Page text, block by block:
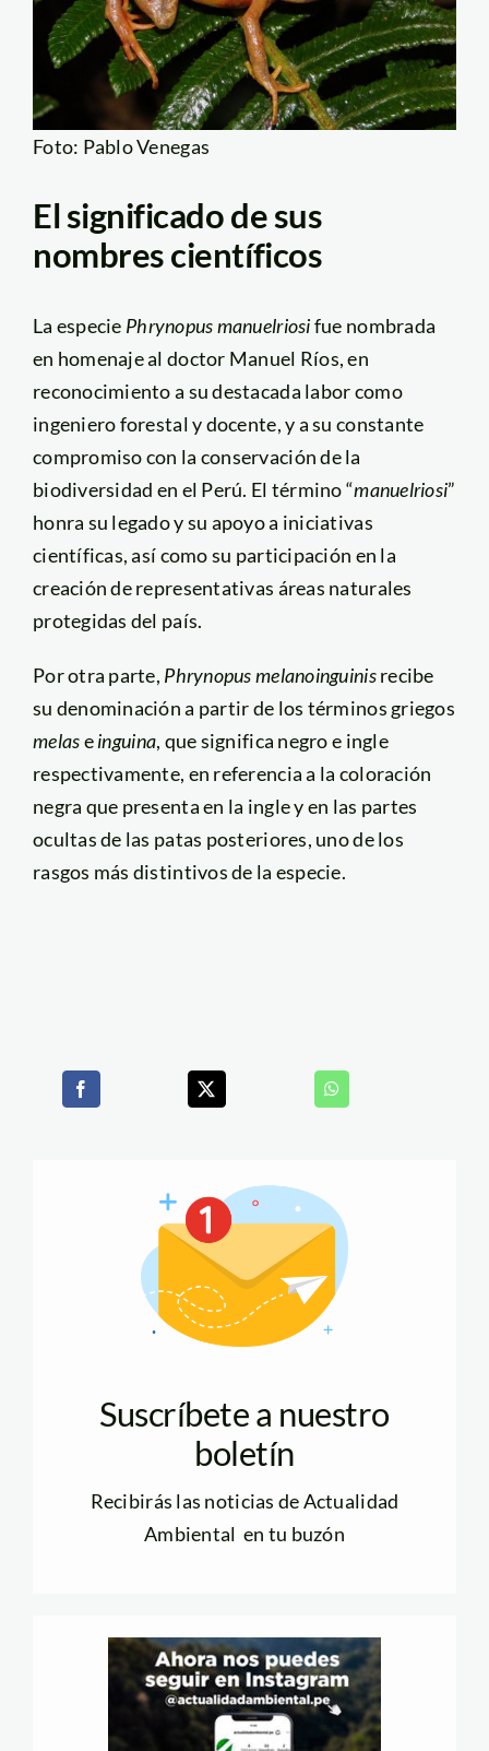
Foto: Pablo Venegas
El significado de sus
nombres científicos
La especie Phrynopus manuelriosifue nombrada
en homenaje al doctor Manuel Ríos, en
reconocimiento a su destacada labor como
ingeniero forestal y docente, y a su constante
compromiso con la conservación de la
biodiversidad en el Perú. El término “manuelriosi”
honra su legado y su apoyo a iniciativas
científicas, así como su participación en la
creación de representativas áreas naturales
protegidas del país.
Por otra parte, Phrynopus melanoinguinisrecibe
su denominación a partir de los términos griegos
melaseinguina, que significa negro e ingle
respectivamente, en referencia a la coloración
negra que presenta en la ingle y en las partes
ocultas de las patas posteriores, uno de los
rasgos más distintivos de la especie.
Suscríbete a nuestro
boletín
Recibirás las noticias de Actualidad
Ambiental en tu buzón